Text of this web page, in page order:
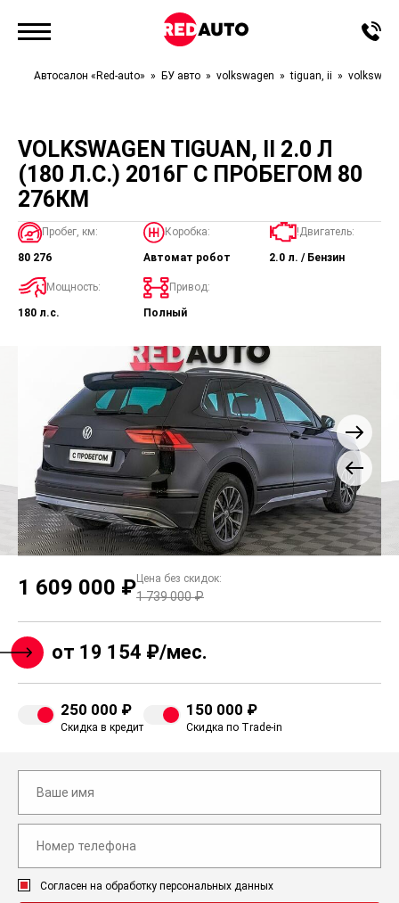
Автосалон «Red-auto» БУ авто volkswagen tiguan, ii
VOLKSWAGEN TIGUAN, II 2.0 Л
(180 Л.С.) 2016Г С ПРОБЕГОМ 80
276КМ
Пробег, км:
80 276
Коробка:
Автомат робот
!Двигатель:
2.0 л. / Бензин
Мощность:
180 л.с.
Привод:
Полный
1 609 000 ₽Цена без скидок:
1 739 000 ₽
от 19 154 ₽/мес.
250 000 ₽
Скидка в кредит
150 000 ₽
Скидка по Trade-in
Согласен на обработку персональных данных